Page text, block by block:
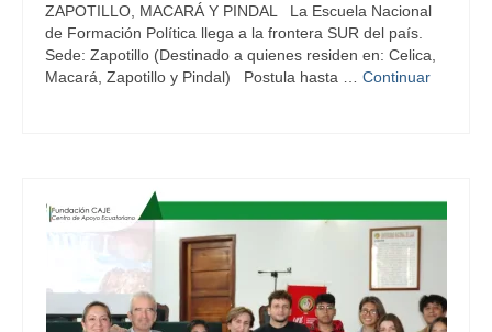
ZAPOTILLO, MACARÁ Y PINDAL La Escuela Nacional
de Formación Política llega a la frontera SUR del país.
Sede: Zapotillo (Destinado a quienes residen en: Celica,
Macará, Zapotillo y Pindal) Postula hasta … Continuar